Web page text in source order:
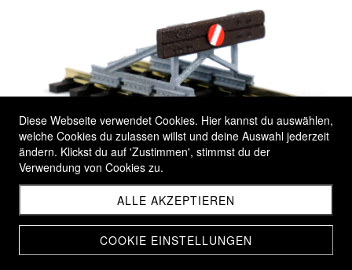
Bauteile und Bausätze
Bauteile, Bausätze und ganze Modelle in diversen
Spurgrössen sind einfach über den Webshop zu beziehen.
Diese Webseite verwendet Cookies. Hier kannst du auswählen,
welche Cookies du zulassen willst und deine Auswahl jederzeit
ändern. Klickst du auf 'Zustimmen', stimmst du der
Verwendung von Cookies zu.
ALLE AKZEPTIEREN
COOKIE EINSTELLUNGEN